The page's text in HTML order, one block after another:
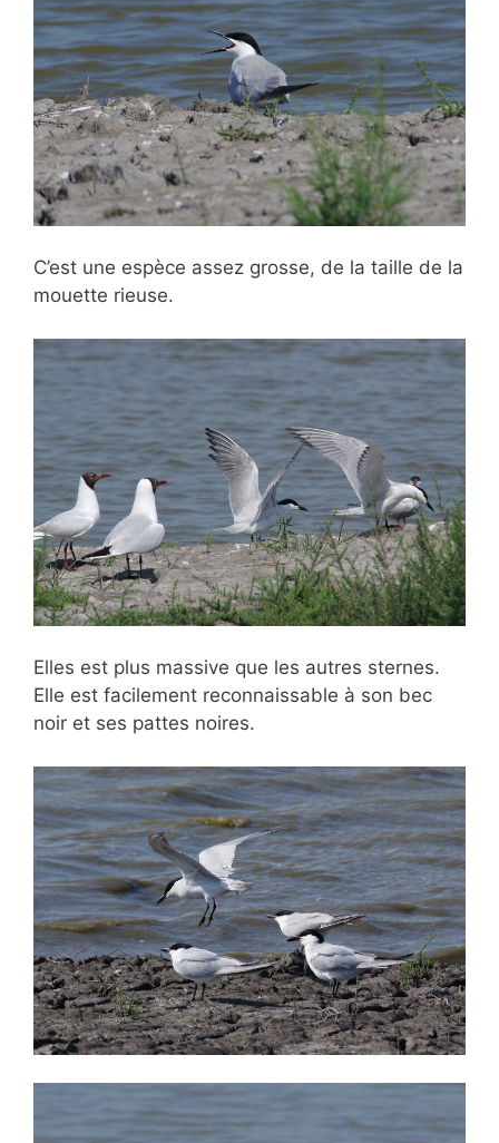
C’est une espèce assez grosse, de la taille de la
mouette rieuse.
Elles est plus massive que les autres sternes.
Elle est facilement reconnaissable à son bec
noir et ses pattes noires.